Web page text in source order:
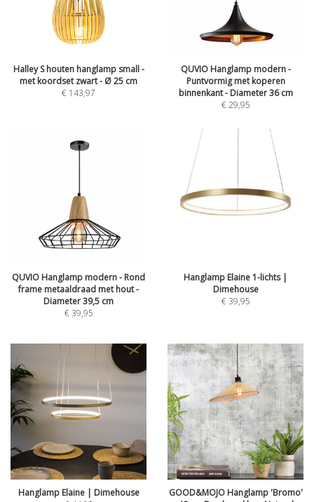
Halley S houten hanglamp small -
met koordset zwart - Ø 25 cm
€ 143,97
QUVIO Hanglamp modern -
Puntvormig met koperen
binnenkant - Diameter 36 cm
€29,95
QUVIO Hanglamp modern - Rond
frame metaaldraad met hout -
Diameter 39,5 cm
€39,95
Hanglamp Elaine 1-lichts |
Dimehouse
€39,95
Hanglamp Elaine | Dimehouse
GOOD&MOJO Hanglamp 'Bromo'